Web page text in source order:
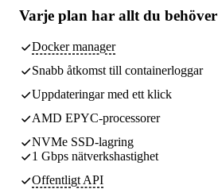
Varje plan har allt du behöver
Docker manager
Snabb åtkomst till containerloggar
Uppdateringar med ett klick
AMD EPYC-processorer
NVMe SSD-lagring
1 Gbps nätverkshastighet
Offentligt API